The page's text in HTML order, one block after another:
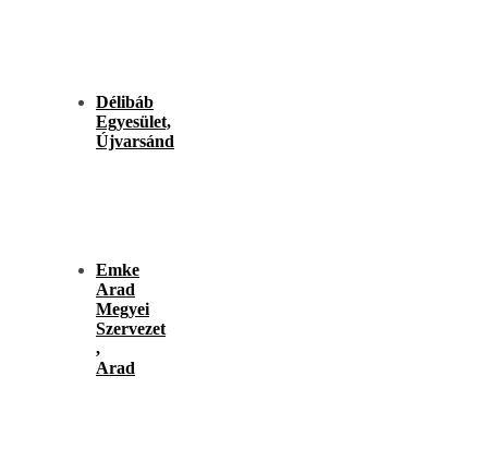
Délibáb
Egyesület,
Újvarsánd
Emke
Arad
Megyei
Szervezet
,
Arad